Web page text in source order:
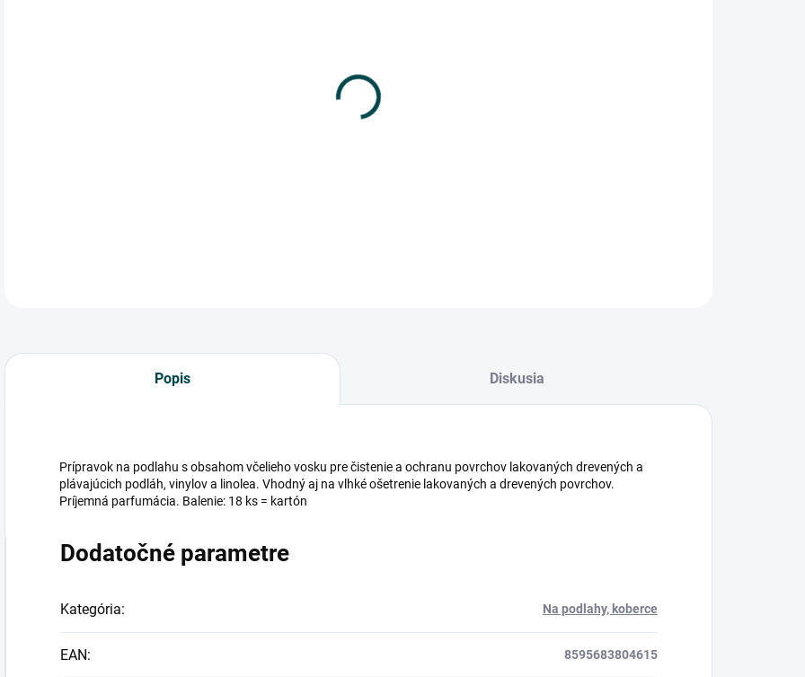
Prípravok na podlahu s obsahom včelieho vosku pre
Popis Diskusia
Prípravok na podlahu s obsahom včelieho vosku pre čistenie a ochranu povrchov lakovaných drevených a
plávajúcich podláh, vinylov a linolea. Vhodný aj na vlhké ošetrenie lakovaných a drevených povrchov.
Príjemná parfumácia. Balenie: 18 ks = kartón
Dodatočné parametre
Kategória: Na podlahy, koberce
EAN: 8595683804615